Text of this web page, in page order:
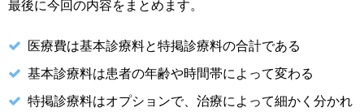
最後に今回の内容をまとめます。
医療費は基本診療料と特掲診療料の合計である
基本診療料は患者の年齢や時間帯によって変わる
特掲診療料はオプションで、治療によって細かく分かれ